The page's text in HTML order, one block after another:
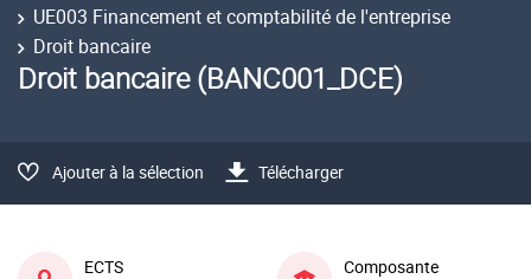
UE003 Financement et comptabilité de l'entreprise
Droit bancaire
Droit bancaire (BANC001_DCE)
Ajouter à la sélection Télécharger
ECTS
Composante